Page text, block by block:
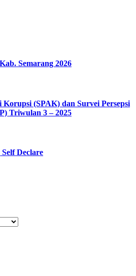
Semarang 2026
Korupsi (SPAK) dan Survei Persepsi
Triwulan 3 – 2025
Declare